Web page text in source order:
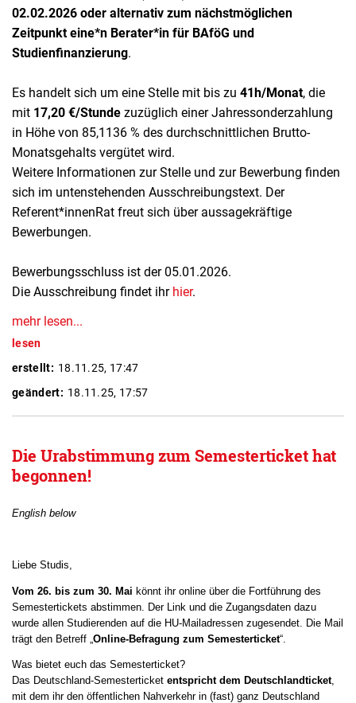
02.02.2026 oder alternativ zum nächstmöglichen
Zeitpunkt eine*n Berater*in für BAföG und
Studienfinanzierung.
Es handelt sich um eine Stelle mit bis zu 41h/Monat, die
mit 17,20 €/Stunde zuzüglich einer Jahressonderzahlung
in Höhe von 85,1136 % des durchschnittlichen Brutto-
Monatsgehalts vergütet wird.
Weitere Informationen zur Stelle und zur Bewerbung finden
sich im untenstehenden Ausschreibungstext. Der
Referent*innenRat freut sich über aussagekräftige
Bewerbungen.
Bewerbungsschluss ist der 05.01.2026.
Die Ausschreibung findet ihr hier.
mehr lesen...
lesen
erstellt: 18.11.25, 17:47
geändert: 18.11.25, 17:57
Die Urabstimmung zum Semesterticket hat
begonnen!
English below
Liebe Studis,
Vom 26. bis zum 30. Mai könnt ihr online über die Fortführung des
Semestertickets abstimmen. Der Link und die Zugangsdaten dazu
wurde allen Studierenden auf die HU-Mailadressen zugesendet. Die Mail
trägt den Betreff „ Online-Befragung zum Semesterticket“.
Was bietet euch das Semesterticket?
Das Deutschland-Semesterticket entspricht dem Deutschlandticket,
mit dem ihr den öffentlichen Nahverkehr in (fast) ganz Deutschland